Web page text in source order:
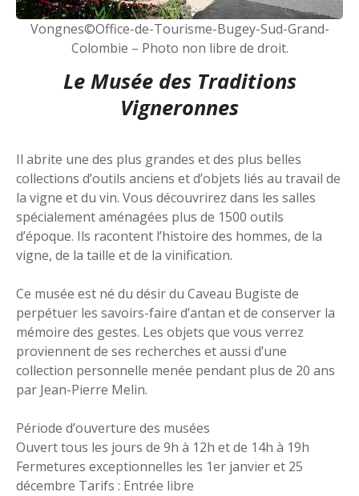
Vongnes©Office-de-Tourisme-Bugey-Sud-Grand-
Colombie – Photo non libre de droit.
Le Musée des Traditions
Vigneronnes
Il abrite une des plus grandes et des plus belles
collections d’outils anciens et d’objets liés au travail de
la vigne et du vin. Vous découvrirez dans les salles
spécialement aménagées plus de 1500 outils
d’époque. Ils racontent l’histoire des hommes, de la
vigne, de la taille et de la vinification.
Ce musée est né du désir du Caveau Bugiste de
perpétuer les savoirs-faire d’antan et de conserver la
mémoire des gestes. Les objets que vous verrez
proviennent de ses recherches et aussi d’une
collection personnelle menée pendant plus de 20 ans
par Jean-Pierre Melin.
Période d’ouverture des musées
Ouvert tous les jours de 9h à 12h et de 14h à 19h
Fermetures exceptionnelles les 1er janvier et 25
décembre Tarifs : Entrée libre